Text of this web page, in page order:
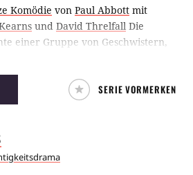
Komödie von Paul Abbott mit
und David Threlfall Die
einer Gruppe von Geschwistern,
Alltag in Manchester
müssen. Die britische Serie wurde
Markt mit William H. Macy neu
SERIE VORMERKEN